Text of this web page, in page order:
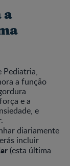
a
Pediatria,
a função
e a
e
diariamente
incluir
(esta última